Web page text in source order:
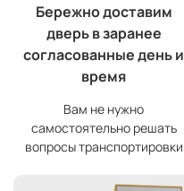
Бережно доставим
дверь в заранее
согласованные день и
время
Вам не нужно
самостоятельно решать
вопросы транспортировки